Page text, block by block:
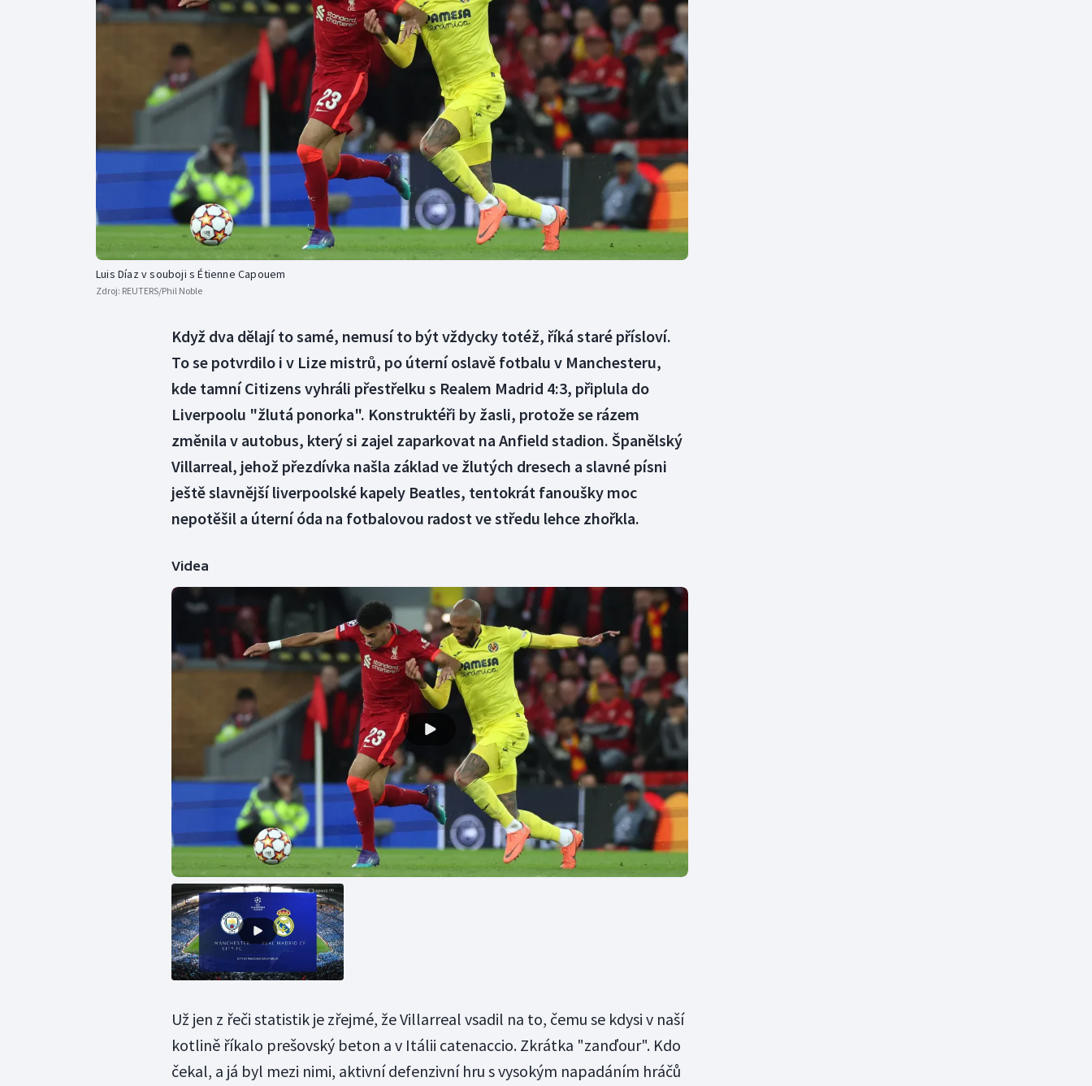
Curling
Dostihy
Florbal
Futsal
Golf
Gymnastika
Moderní pětiboj
Motorsport
Olympijské hry
Parasport
Plavání
Plážový volejbal
Triatlon
Veslování
Vodní slalom
Volejbal
Ostatní
Luis Díaz v souboji s Étienne Capouem
Zdroj: REUTERS/Phil Noble
Když dva dělají to samé, nemusí to být vždycky totéž, říká staré přísloví.
To se potvrdilo i v Lize mistrů, po úterní oslavě fotbalu v Manchesteru,
kde tamní Citizens vyhráli přestřelku s Realem Madrid 4:3, připlula do
Liverpoolu "žlutá ponorka". Konstruktéři by žasli, protože se rázem
změnila v autobus, který si zajel zaparkovat na Anfield stadion. Španělský
Villarreal, jehož přezdívka našla základ ve žlutých dresech a slavné písni
ještě slavnější liverpoolské kapely Beatles, tentokrát fanoušky moc
nepotěšil a úterní óda na fotbalovou radost ve středu lehce zhořkla.
Videa
Už jen z řeči statistik je zřejmé, že Villarreal vsadil na to, čemu se kdysi v naší
kotlině říkalo prešovský beton a v Itálii catenaccio. Zkrátka "zanďour". Kdo
čekal, a já byl mezi nimi, aktivní defenzivní hru s vysokým napadáním hráčů